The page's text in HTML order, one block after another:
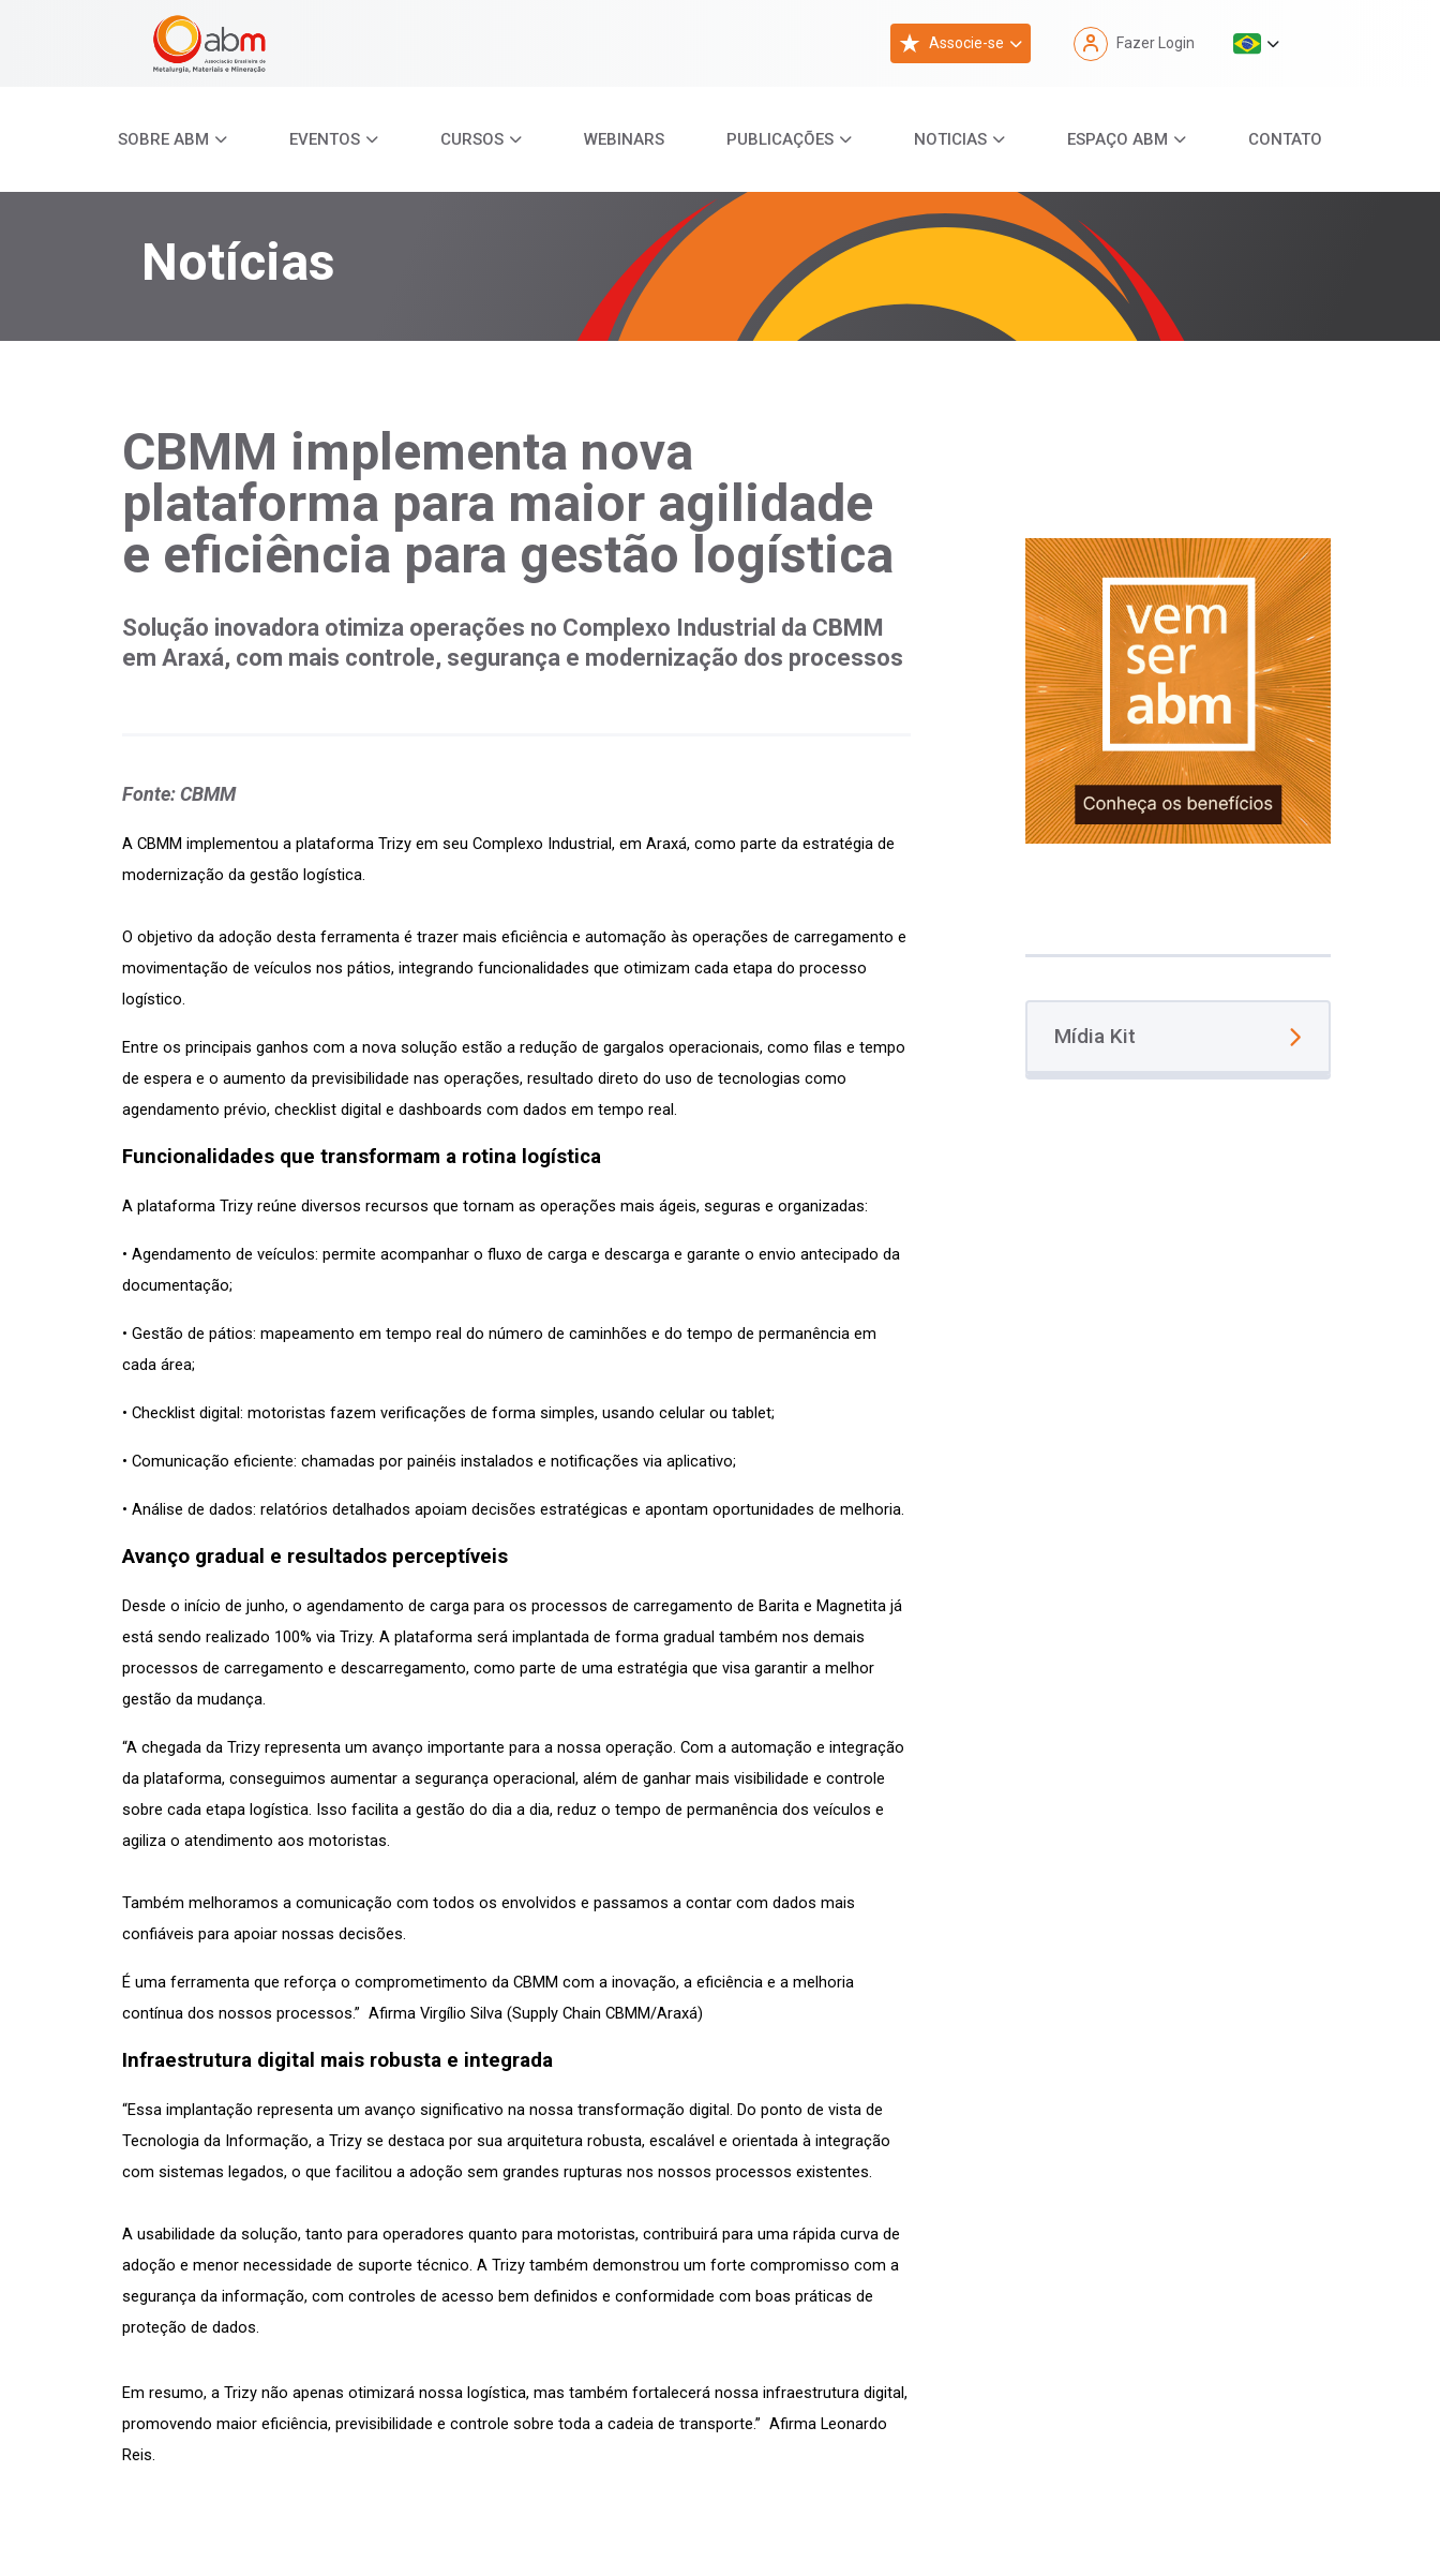
Associe-se Fazer Login
SOBRE ABM EVENTOS CURSOS WEBINARS PUBLICAÇÕES NOTICIAS ESPAÇO ABM CONTATO
Notícias
CBMM implementa nova
plataforma para maior agilidade
e eficiência para gestão logística
Solução inovadora otimiza operações no Complexo Industrial da CBMM
em Araxá, com mais controle, segurança e modernização dos processos
Fonte: CBMM
A CBMM implementou a plataforma Trizy em seu Complexo Industrial, em Araxá, como parte da estratégia de
modernização da gestão logística.
O objetivo da adoção desta ferramenta é trazer mais eficiência e automação às operações de carregamento e
movimentação de veículos nos pátios, integrando funcionalidades que otimizam cada etapa do processo
logístico.
Entre os principais ganhos com a nova solução estão a redução de gargalos operacionais, como filas e tempo
de espera e o aumento da previsibilidade nas operações, resultado direto do uso de tecnologias como
agendamento prévio, checklist digital e dashboards com dados em tempo real.
Funcionalidades que transformam a rotina logística
A plataforma Trizy reúne diversos recursos que tornam as operações mais ágeis, seguras e organizadas:
• Agendamento de veículos: permite acompanhar o fluxo de carga e descarga e garante o envio antecipado da
documentação;
• Gestão de pátios: mapeamento em tempo real do número de caminhões e do tempo de permanência em
cada área;
• Checklist digital: motoristas fazem verificações de forma simples, usando celular ou tablet;
• Comunicação eficiente: chamadas por painéis instalados e notificações via aplicativo;
• Análise de dados: relatórios detalhados apoiam decisões estratégicas e apontam oportunidades de melhoria.
Avanço gradual e resultados perceptíveis
Desde o início de junho, o agendamento de carga para os processos de carregamento de Barita e Magnetita já
está sendo realizado 100% via Trizy. A plataforma será implantada de forma gradual também nos demais
processos de carregamento e descarregamento, como parte de uma estratégia que visa garantir a melhor
gestão da mudança.
“A chegada da Trizy representa um avanço importante para a nossa operação. Com a automação e integração
da plataforma, conseguimos aumentar a segurança operacional, além de ganhar mais visibilidade e controle
sobre cada etapa logística. Isso facilita a gestão do dia a dia, reduz o tempo de permanência dos veículos e
agiliza o atendimento aos motoristas.
Também melhoramos a comunicação com todos os envolvidos e passamos a contar com dados mais
confiáveis para apoiar nossas decisões.
É uma ferramenta que reforça o comprometimento da CBMM com a inovação, a eficiência e a melhoria
contínua dos nossos processos.”  Afirma Virgílio Silva (Supply Chain CBMM/Araxá)
Infraestrutura digital mais robusta e integrada
“Essa implantação representa um avanço significativo na nossa transformação digital. Do ponto de vista de
Tecnologia da Informação, a Trizy se destaca por sua arquitetura robusta, escalável e orientada à integração
com sistemas legados, o que facilitou a adoção sem grandes rupturas nos nossos processos existentes.
A usabilidade da solução, tanto para operadores quanto para motoristas, contribuirá para uma rápida curva de
adoção e menor necessidade de suporte técnico. A Trizy também demonstrou um forte compromisso com a
segurança da informação, com controles de acesso bem definidos e conformidade com boas práticas de
proteção de dados.
Em resumo, a Trizy não apenas otimizará nossa logística, mas também fortalecerá nossa infraestrutura digital,
promovendo maior eficiência, previsibilidade e controle sobre toda a cadeia de transporte.”  Afirma Leonardo
Reis.
Mídia Kit